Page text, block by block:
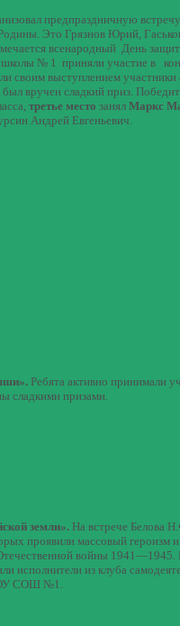
предпраздничную
Это Грязнов Юрий,
всенародный День
школы № 1 приняли участие в
своим выступлением участники
вручен сладкий приз.
третье место занял Маркс
Андрей Евгеньевич.
Ребята активно принимали
сладкими призами.
земли». На встрече Белова
проявили массовый героизм
войны
исполнители из клуба
СОШ №1.